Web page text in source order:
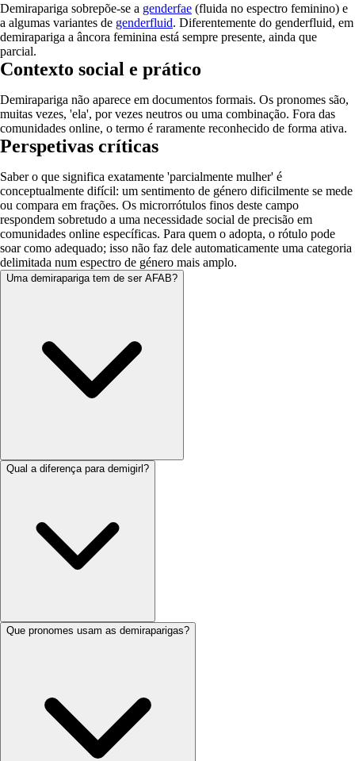
Demirapariga sobrepõe-se a genderfae (fluida no espectro feminino) e
a algumas variantes de genderfluid. Diferentemente do genderfluid, em
demirapariga a âncora feminina está sempre presente, ainda que
parcial.
Contexto social e prático
Demirapariga não aparece em documentos formais. Os pronomes são,
muitas vezes, 'ela', por vezes neutros ou uma combinação. Fora das
comunidades online, o termo é raramente reconhecido de forma ativa.
Perspetivas críticas
Saber o que significa exatamente 'parcialmente mulher' é
conceptualmente difícil: um sentimento de género dificilmente se mede
ou compara em frações. Os microrrótulos finos deste campo
respondem sobretudo a uma necessidade social de precisão em
comunidades online específicas. Para quem o adopta, o rótulo pode
soar como adequado; isso não faz dele automaticamente uma categoria
delimitada num espectro de género mais amplo.
Uma demirapariga tem de ser AFAB?
Qual a diferença para demigirl?
Que pronomes usam as demiraparigas?